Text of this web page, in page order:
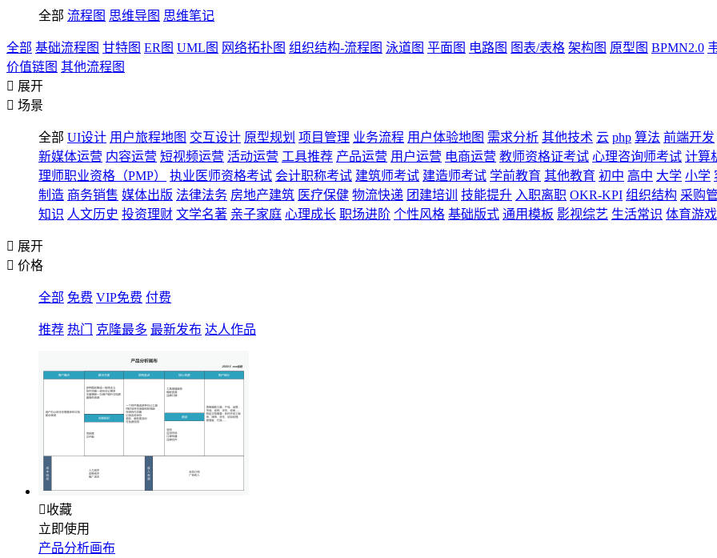
全部 流程图 思维导图 思维笔记
全部 基础流程图 甘特图 ER图 UML图 网络拓扑图 组织结构-流程图 泳道图 平面图 电路图 图表/表格 架构图 原型图 BPMN2.0
价值链图 其他流程图
 展开
 场景
全部 UI设计 用户旅程地图 交互设计 原型规划 项目管理 业务流程 用户体验地图 需求分析 其他技术 云 php 算法 前端开发
新媒体运营 内容运营 短视频运营 活动运营 工具推荐 产品运营 用户运营 电商运营 教师资格证考试 心理咨询师考试 计算
理师职业资格（PMP）
执业医师资格考试 会计职称考试 建筑师考试 建造师考试 学前教育 其他教育 初中 高中 大学 小学
制造 商务销售 媒体出版 法律法务 房地产建筑 医疗保健 物流快递 团建培训 技能提升 入职离职 OKR-KPI 组织结构 采购
知识 人文历史 投资理财 文学名著 亲子家庭 心理成长 职场进阶 个性风格 基础版式 通用模板 影视综艺 生活常识 体育游戏
 展开
 价格
全部 免费 VIP免费 付费
推荐 热门 克隆最多 最新发布 达人作品
收藏
立即使用
产品分析画布